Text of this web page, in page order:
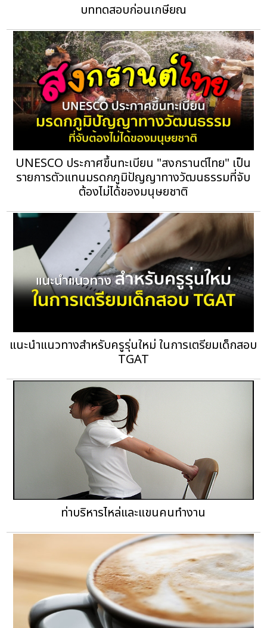
บททดสอบก่อนเกษียณ
UNESCO ประกาศขึ้นทะเบียน "สงกรานต์ไทย" เป็น
รายการตัวแทนมรดกภูมิปัญญาทางวัฒนธรรมที่จับ
ต้องไม่ได้ของมนุษยชาติ
แนะนำแนวทางสำหรับครูรุ่นใหม่ ในการเตรียมเด็กสอบ
TGAT
ท่าบริหารไหล่และแขนคนทำงาน